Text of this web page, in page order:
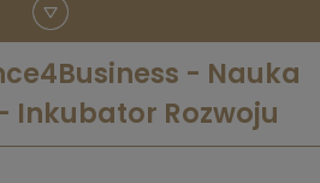
- Nauka
Inkubator Rozwoju